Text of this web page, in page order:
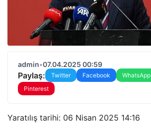
admin•07.04.2025 00:59
Paylaş: Twitter Facebook WhatsApp
Pinterest
Yaratılış tarihi: 06 Nisan 2025 14:16